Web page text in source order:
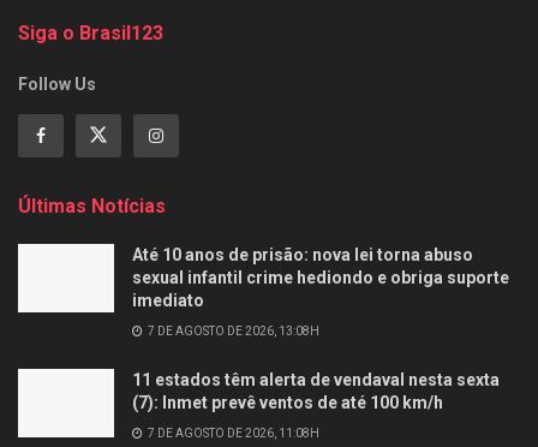
Siga o Brasil123
Follow Us
Últimas Notícias
Até 10 anos de prisão: nova lei torna abuso
sexual infantil crime hediondo e obriga suporte
imediato
7 DE AGOSTO DE 2026, 13:08H
11 estados têm alerta de vendaval nesta sexta
(7): Inmet prevê ventos de até 100 km/h
7 DE AGOSTO DE 2026, 11:08H